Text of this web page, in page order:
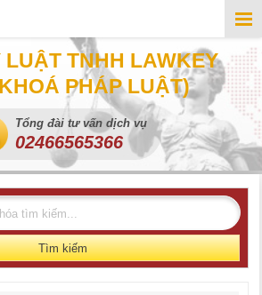
LUẬT TNHH LAWKEY
PHÁP LUẬT)
Tổng đài tư vấn dịch vụ
02466565366
Tìm kiếm